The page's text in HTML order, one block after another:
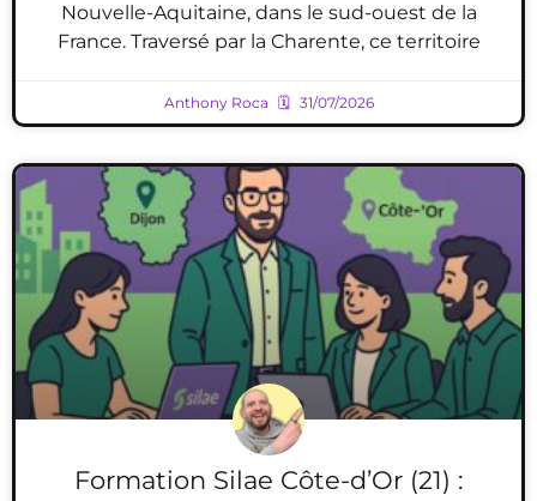
Nouvelle-Aquitaine, dans le sud-ouest de la
France. Traversé par la Charente, ce territoire
Anthony Roca 31/07/2026
Formation Silae Côte-d’Or (21) :